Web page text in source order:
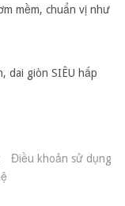
mềm, chuẩn vị như
dai giòn SIÊU hấp
Điều khoản sử dụng